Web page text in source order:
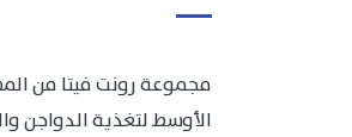
مجموعة رونت فيتا من
الأوسط لتغذية الدواجن